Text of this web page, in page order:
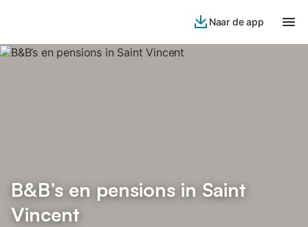
Naar de app
B&B’s en pensions in Saint
Vincent